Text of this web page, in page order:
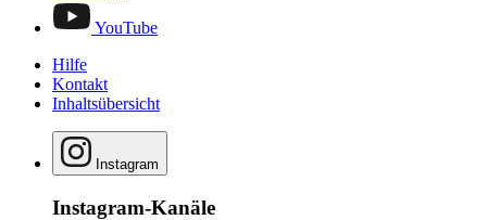
YouTube
Hilfe
Kontakt
Inhaltsübersicht
Instagram
Instagram-Kanäle